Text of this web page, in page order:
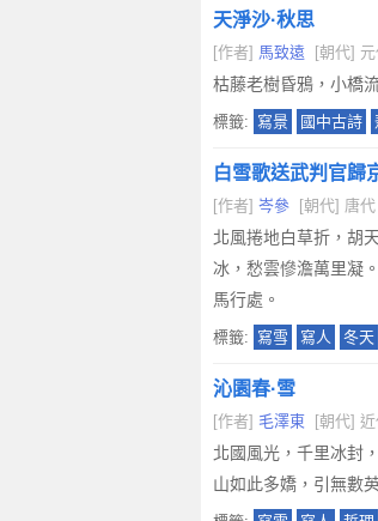
天淨沙·秋思
[作者] 馬致遠 [朝代] 元
枯藤老樹昏鴉，小橋
標籤: 寫景 國中古詩
白雪歌送武判官歸
[作者] 岑參 [朝代] 唐代
北風捲地白草折，胡
冰，愁雲慘澹萬里凝
馬行處。
標籤: 寫雪 寫人 冬天
沁園春·雪
[作者] 毛澤東 [朝代] 近
北國風光，千里冰封
山如此多嬌，引無數